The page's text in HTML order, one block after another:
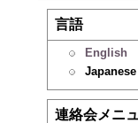
言語
English
Japanese
連絡会メニ